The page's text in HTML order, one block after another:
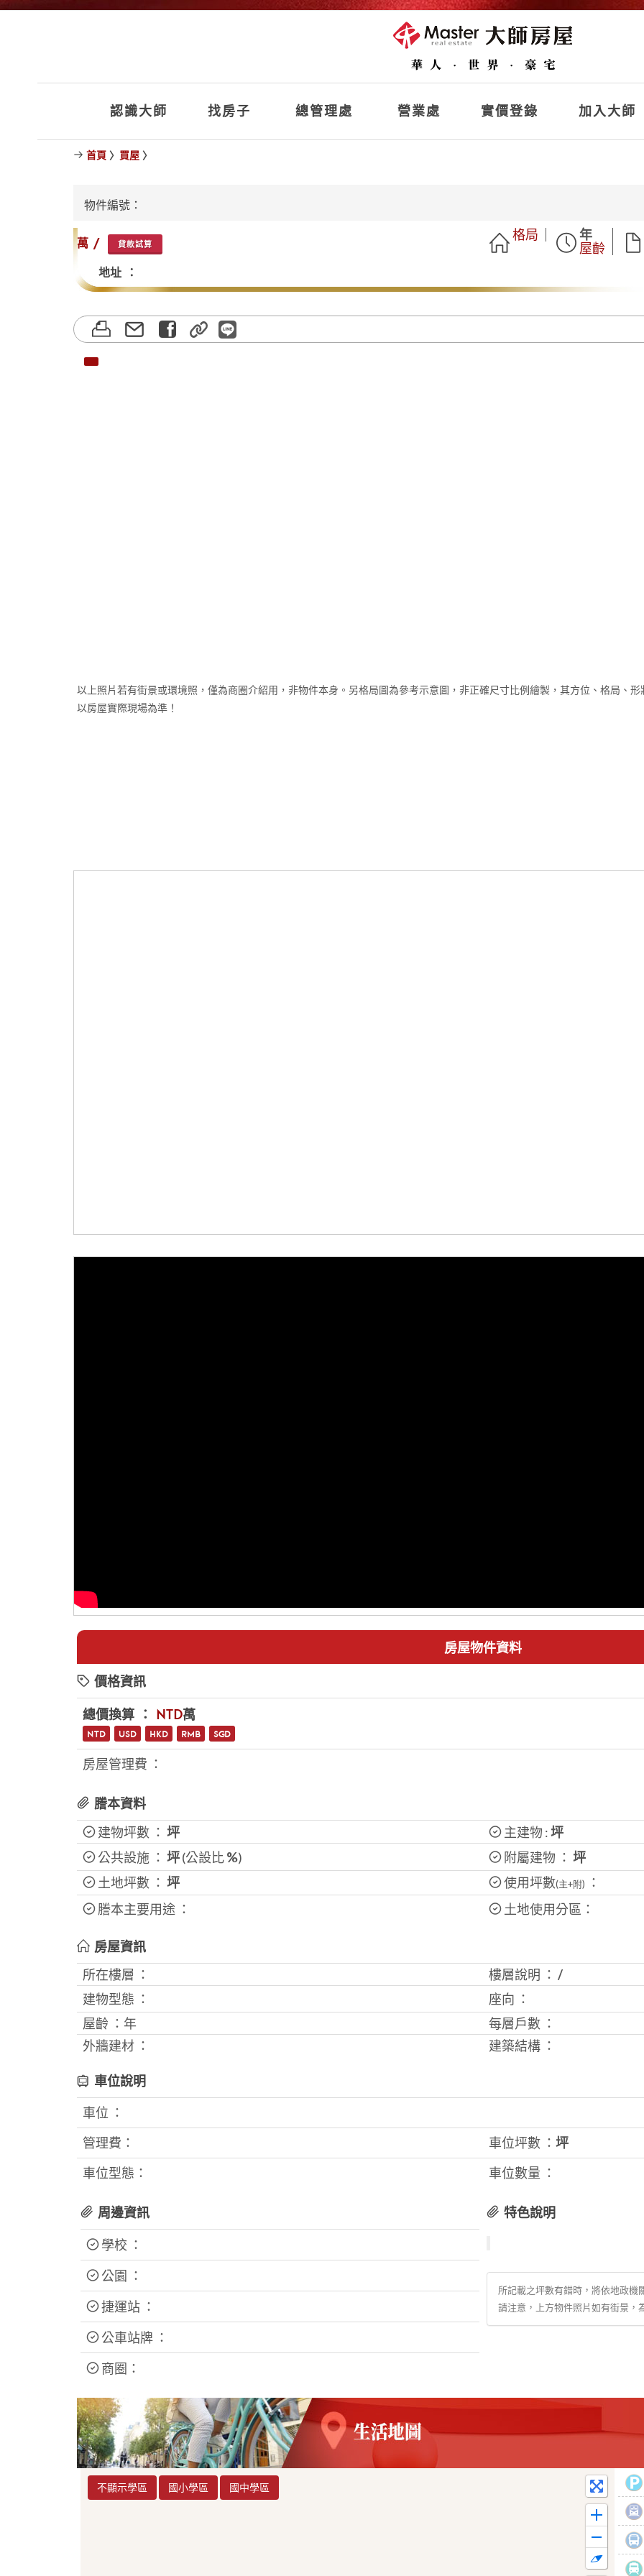
認識大師 找房子 總管理處 營業處 實價登錄 加入大師
首頁 〉 買屋 〉
物件編號：
萬 / 貸款試算
地址 ：
格局
年
屋齡
以上照片若有街景或環境照，僅為商圈介紹用，非物件本身。另格局圖為參考示意圖，非正確尺寸比例繪製，其方位、格局、形
以房屋實際現場為準！
房屋物件資料
價格資訊
總價換算 ： NTD萬
NTD USD HKD RMB SGD
房屋管理費 ：
謄本資料
建物坪數 ： 坪 主建物 :坪
公共設施 ： 坪(公設比%) 附屬建物 ： 坪
土地坪數 ： 坪 使用坪數(主+附)
：
謄本主要用途 ：
土地使用分區：
房屋資訊
所在樓層 ： 樓層說明 ： /
建物型態 ：
座向 ：
屋齡 ： 年
每層戶數 ：
外牆建材 ：
建築結構 ：
車位說明
車位 ：
管理費：
車位坪數 ： 坪
車位型態：
車位數量 ：
周邊資訊
學校 ：
公園 ：
捷運站 ：
公車站牌 ：
商圈：
特色說明
所記載之坪數有錯時，將依地政機
請注意，上方物件照片如有街景，
不顯示學區 國小學區 國中學區